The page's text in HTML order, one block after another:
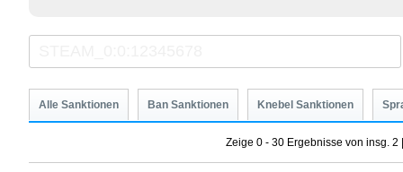
Alle Sanktionen Ban Sanktionen Knebel Sanktionen
Zeige 0 - 30 Ergebnisse von insg. 2